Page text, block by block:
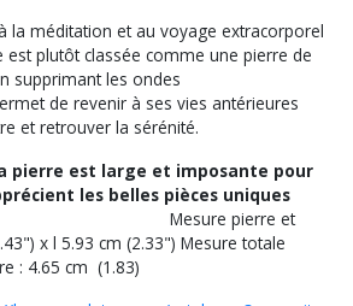
la méditation et au voyage extracorporel
est plutôt classée comme une pierre de
supprimant les ondes
de revenir à ses vies antérieures
et retrouver la sérénité.
pierre est large et imposante pour
les belles pièces uniques
pierre et
x l 5.93 cm (2.33") Mesure totale
: 4.65 cm (1.83)